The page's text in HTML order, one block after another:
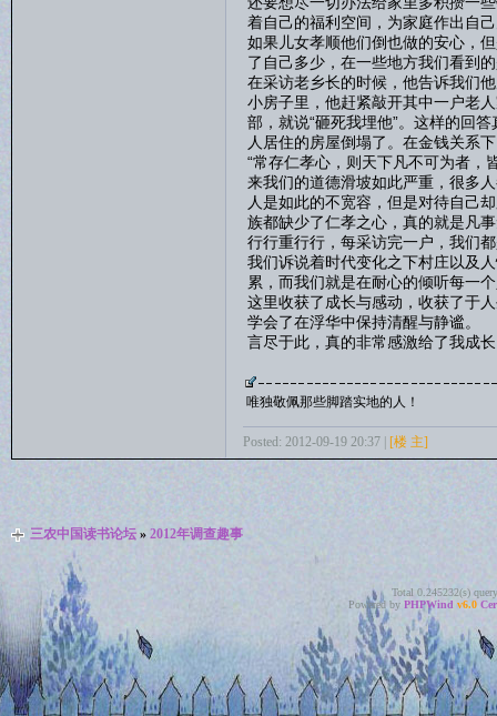
着自己的福利空间，为家庭作出自
如果儿女孝顺他们倒也做的安心，
了自己多少，在一些地方我们看到
在采访老乡长的时候，他告诉我们
小房子里，他赶紧敲开其中一户老
部，就说“砸死我埋他”。这样的回
人居住的房屋倒塌了。在金钱关系
“常存仁孝心，则天下凡不可为者，
来我们的道德滑坡如此严重，很多
人是如此的不宽容，但是对待自己
族都缺少了仁孝之心，真的就是凡
行行重行行，每采访完一户，我们
我们诉说着时代变化之下村庄以及
累，而我们就是在耐心的倾听每一
这里收获了成长与感动，收获了于
学会了在浮华中保持清醒与静谧。
言尽于此，真的非常感激给了我成
唯独敬佩那些脚踏实地的人！
Posted: 2012-09-19 20:37 | [楼 主]
三农中国读书论坛» 2012年调查趣事
Total 0.245232(s)
Powered by PHPWind v6.0